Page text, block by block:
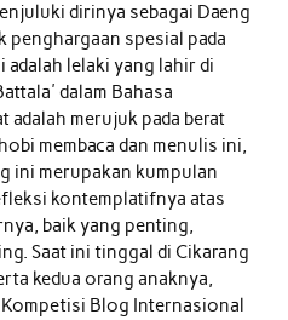
dirinya sebagai Daeng
penghargaan spesial pada
lelaki yang lahir di
dalam Bahasa
adalah merujuk pada berat
membaca dan menulis ini,
ini merupakan kumpulan
kontemplatifnya atas
baik yang penting,
Saat ini tinggal di Cikarang
kedua orang anaknya,
Kompetisi Blog Internasional